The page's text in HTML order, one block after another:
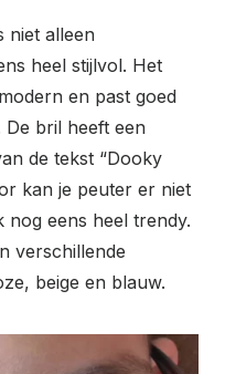
niet alleen
heel stijlvol. Het
en past goed
De bril heeft een
de tekst “Dooky
kan je peuter er niet
nog eens heel trendy.
verschillende
beige en blauw.